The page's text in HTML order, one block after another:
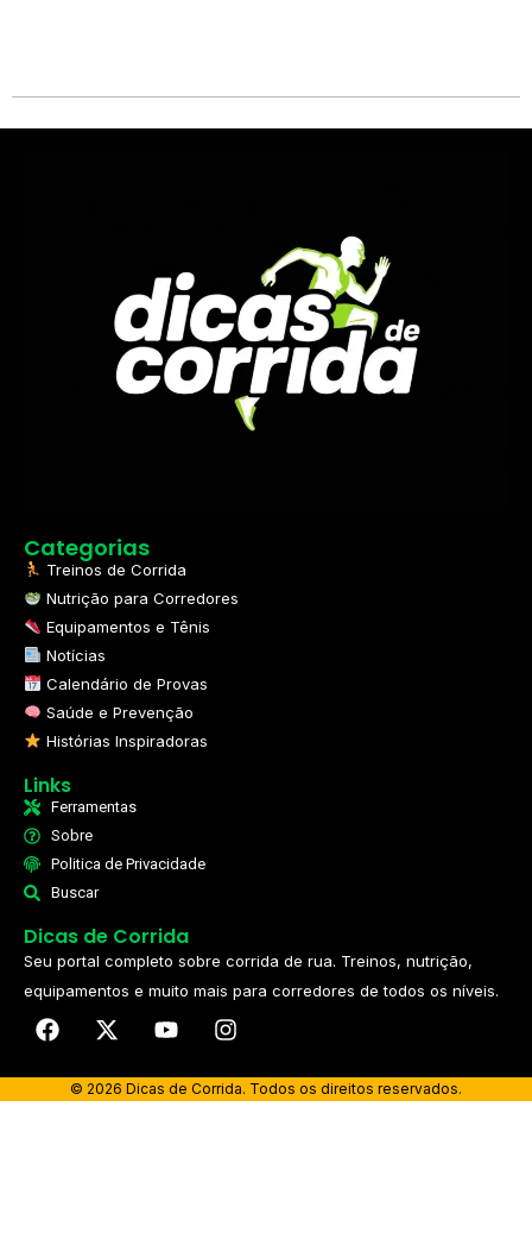
Categorias
Treinos de Corrida
Nutrição para Corredores
Equipamentos e Tênis
Notícias
Calendário de Provas
Saúde e Prevenção
Histórias Inspiradoras
Links
Ferramentas
Sobre
Politica de Privacidade
Buscar
Dicas de Corrida
Seu portal completo sobre corrida de rua. Treinos, nutrição,
equipamentos e muito mais para corredores de todos os níveis.​
© 2026 Dicas de Corrida. Todos os direitos reservados.